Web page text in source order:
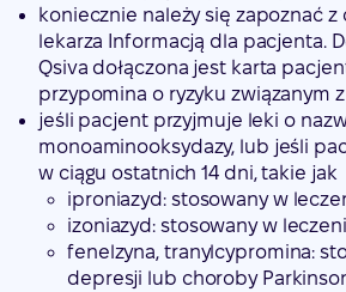
koniecznie należy się zapoznać z
lekarza Informacją dla pacjenta.
Qsiva dołączona jest karta
przypomina o ryzyku związanym z
jeśli pacjent przyjmuje leki o
monoaminooksydazy, lub jeśli
w ciągu ostatnich 14 dni, takie jak
iproniazyd: stosowany w
izoniazyd: stosowany w
fenelzyna, tranylcypromina:
depresji lub choroby